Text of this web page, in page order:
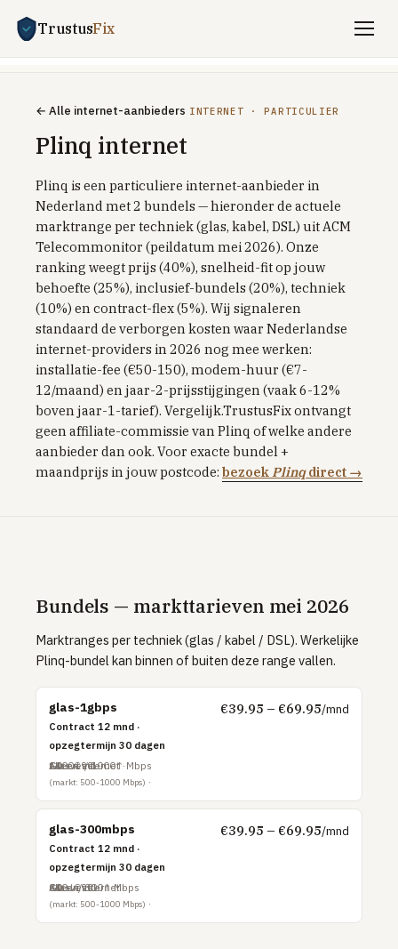
TrustusFix
Stroom + gas vergelijken
Zakelijk energie
Saldering-stop 2027
Dynamisch vs vast
Dynamisch met batterij / EV
Welkomstkorting-trucs
TOP PROVIDERS
Frank Energie
Tibber
Greenchoice
Zakelijk internet
UITLEG
Glas vs kabel vs DSL
Postcode & netbeheerder
TOP PROVIDERS
Odido
Online.nl
Tweak
MOBIEL
← Alle internet-aanbieders INTERNET · PARTICULIER
Plinq internet
Plinq is een particuliere internet-aanbieder in
Nederland met 2 bundels — hieronder de actuele
marktrange per techniek (glas, kabel, DSL) uit ACM
Telecommonitor (peildatum mei 2026). Onze
ranking weegt prijs (40%), snelheid-fit op jouw
behoefte (25%), inclusief-bundels (20%), techniek
(10%) en contract-flex (5%). Wij signaleren
standaard de verborgen kosten waar Nederlandse
internet-providers in 2026 nog mee werken:
installatie-fee (€50-150), modem-huur (€7-
12/maand) en jaar-2-prijsstijgingen (vaak 6-12%
boven jaar-1-tarief). Vergelijk.TrustusFix ontvangt
geen affiliate-commissie van Plinq of welke andere
aanbieder dan ook. Voor exacte bundel +
maandprijs in jouw postcode: bezoekPlinqdirect →
Bundels — markttarieven mei 2026
Marktranges per techniek (glas / kabel / DSL). Werkelijke
Plinq-bundel kan binnen of buiten deze range vallen.
glas-1gbps
Contract 12 mnd ·
opzegtermijn 30 dagen
Glasvezel
1000↓ / 1000↑ Mbps
(markt: 500-1000 Mbps)
Alleen internet
€0 – €99
€39.95 – €69.95/mnd
glas-300mbps
Contract 12 mnd ·
opzegtermijn 30 dagen
Glasvezel
300↓ / 300↑ Mbps
(markt: 500-1000 Mbps)
Alleen internet
€0 – €99
€39.95 – €69.95/mnd